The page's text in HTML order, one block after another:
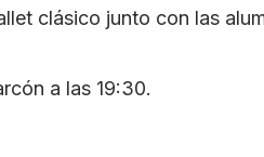
clásico junto con las
a las 19:30.